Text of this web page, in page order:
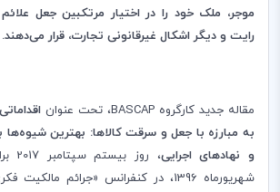
موجر، ملک خود را در اختیار مرتکبین جعل
رایت و دیگر اشکال غیرقانونی تجارت، قرار می‌دهند.
مقاله جدید کارگروه BASCAP، تحت عنوان
به مبارزه با جعل و سرقت کالاها: بهترین شیوه‌ها
و نهادهای اجرایی
،
شهریورماه 1396، در کنفرانس «جرائم